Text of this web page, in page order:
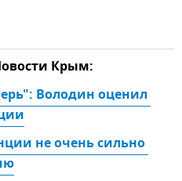
Крым:
Володин оценил
не очень сильно